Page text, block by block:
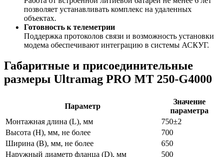
позволяет устанавливать комплекс на удаленных
объектах.
Готовность к телеметрии
Поддержка протоколов связи и возможность установки
модема обеспечивают интеграцию в системы АСКУГ.
Габаритные и присоединительные
размеры Ultramag PRO MT 250-G4000
Параметр
Значение
параметра
Монтажная длина (L), мм
750±2
Высота (H), мм, не более
700
Ширина (B), мм, не более
650
Наружный диаметр фланца (D), мм
500